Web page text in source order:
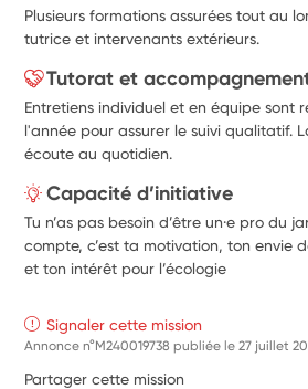
Plusieurs formations assurées tout au
tutrice et intervenants extérieurs.
Tutorat et
Entretiens individuel et en équipe sont
l'année pour assurer le suivi qualitatif.
écoute au quotidien.
Capacité d’initiative
Tu n’as pas besoin d’être un·e pro du
compte, c’est ta motivation, ton envie
et ton intérêt pour l’écologie
Signaler cette mission
Annonce n°M240019738 publiée le27 juillet
Partager cette mission